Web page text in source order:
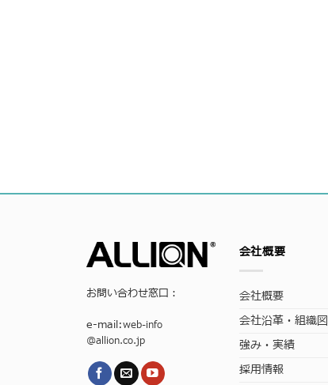
お問い合わせ窓口：
e-mail:web-info
@allion.co.jp
会社概要
会社概要
会社沿革・組織図
強み・実績
採用情報